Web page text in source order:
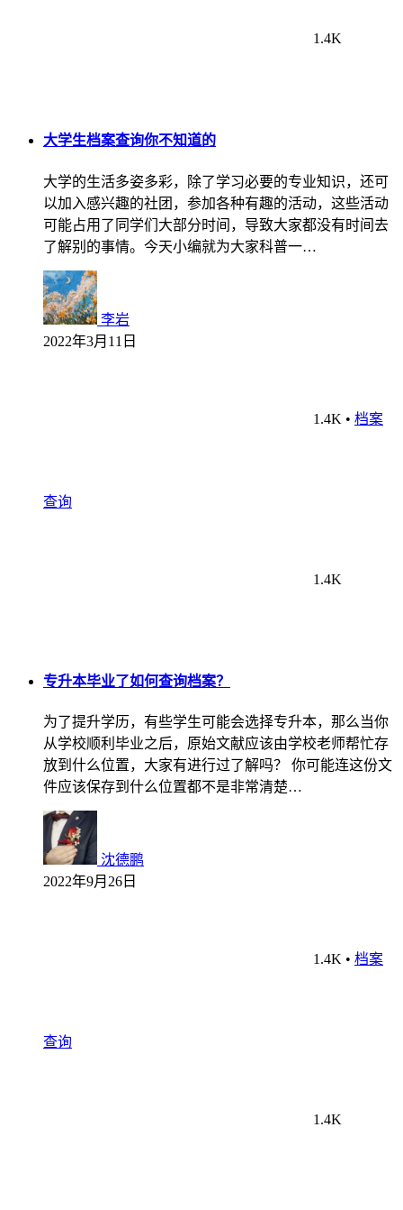
1.4K
大学生档案查询你不知道的
大学的生活多姿多彩，除了学习必要的专业知识，还可
以加入感兴趣的社团，参加各种有趣的活动，这些活动
可能占用了同学们大部分时间，导致大家都没有时间去
了解别的事情。今天小编就为大家科普一…
李岩
2022年3月11日
1.4K • 档案
查询
1.4K
专升本毕业了如何查询档案？
为了提升学历，有些学生可能会选择专升本，那么当你
从学校顺利毕业之后，原始文献应该由学校老师帮忙存
放到什么位置，大家有进行过了解吗？ 你可能连这份文
件应该保存到什么位置都不是非常清楚…
沈德鹏
2022年9月26日
1.4K • 档案
查询
1.4K